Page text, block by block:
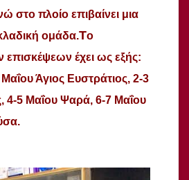
στο πλοίο επιβαίνει μια
ομάδα.Το
έχει ως εξής:
Άγιος Ευστράτιος, 2-3
4-5 Μαΐου Ψαρά, 6-7 Μαΐου